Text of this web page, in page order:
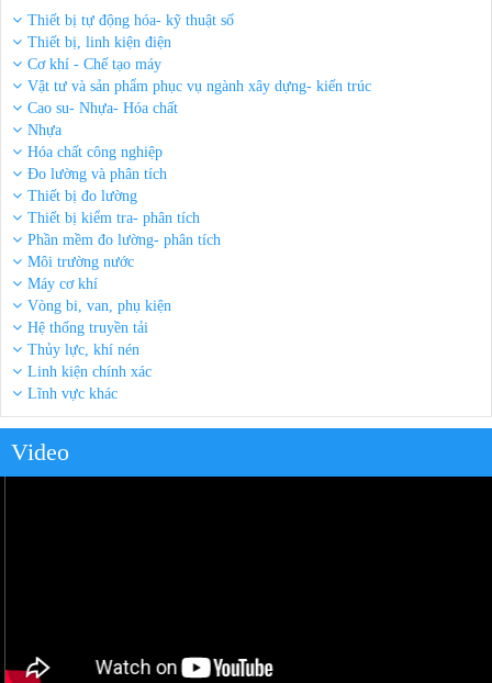
Thiết bị tự động hóa- kỹ thuật số
Thiết bị, linh kiện điện
Cơ khí - Chế tạo máy
Vật tư và sản phẩm phục vụ ngành xây dựng- kiến trúc
Cao su- Nhựa- Hóa chất
Nhựa
Hóa chất công nghiệp
Đo lường và phân tích
Thiết bị đo lường
Thiết bị kiểm tra- phân tích
Phần mềm đo lường- phân tích
Môi trường nước
Máy cơ khí
Vòng bi, van, phụ kiện
Hệ thống truyền tải
Thủy lực, khí nén
Linh kiện chính xác
Lĩnh vực khác
Video